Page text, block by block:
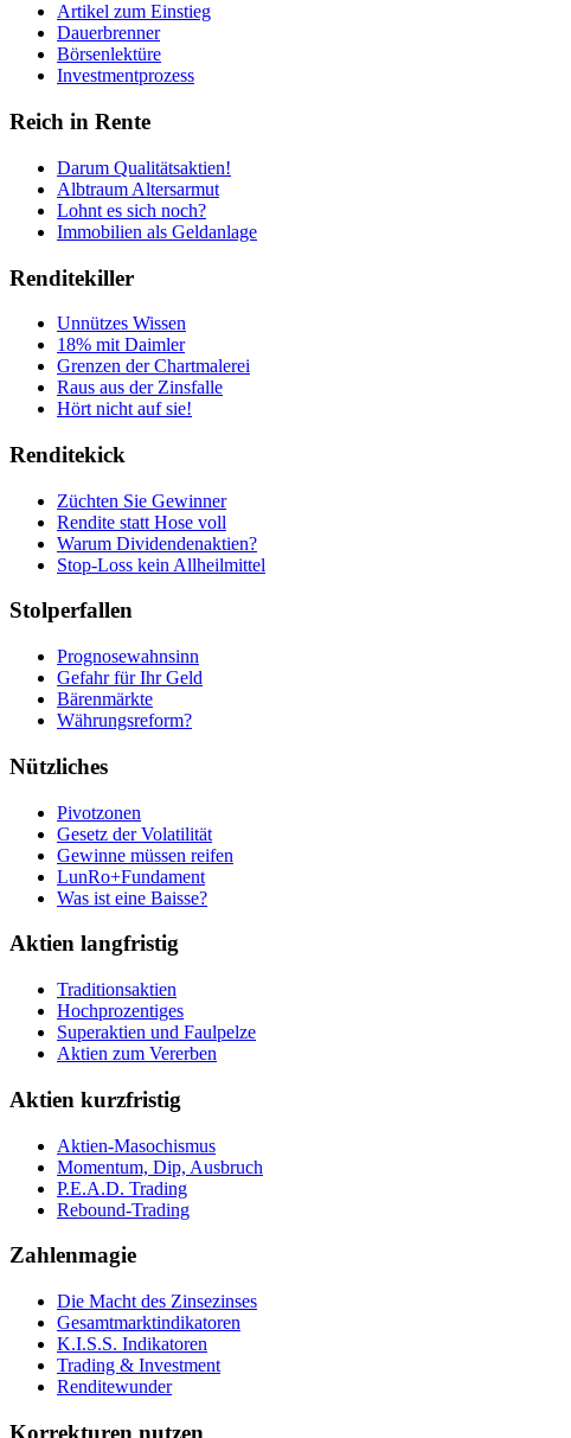
Artikel zum Einstieg
Dauerbrenner
Börsenlektüre
Investmentprozess
Reich in Rente
Darum Qualitätsaktien!
Albtraum Altersarmut
Lohnt es sich noch?
Immobilien als Geldanlage
Renditekiller
Unnützes Wissen
18% mit Daimler
Grenzen der Chartmalerei
Raus aus der Zinsfalle
Hört nicht auf sie!
Renditekick
Züchten Sie Gewinner
Rendite statt Hose voll
Warum Dividendenaktien?
Stop-Loss kein Allheilmittel
Stolperfallen
Prognosewahnsinn
Gefahr für Ihr Geld
Bärenmärkte
Währungsreform?
Nützliches
Pivotzonen
Gesetz der Volatilität
Gewinne müssen reifen
LunRo+Fundament
Was ist eine Baisse?
Aktien langfristig
Traditionsaktien
Hochprozentiges
Superaktien und Faulpelze
Aktien zum Vererben
Aktien kurzfristig
Aktien-Masochismus
Momentum, Dip, Ausbruch
P.E.A.D. Trading
Rebound-Trading
Zahlenmagie
Die Macht des Zinsezinses
Gesamtmarktindikatoren
K.I.S.S. Indikatoren
Trading & Investment
Renditewunder
Korrekturen nutzen